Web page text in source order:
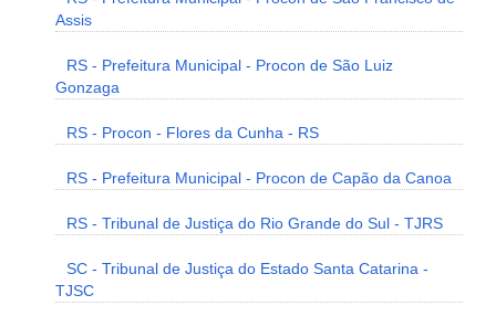
Assis
RS - Prefeitura Municipal - Procon de São Luiz
Gonzaga
RS - Procon - Flores da Cunha - RS
RS - Prefeitura Municipal - Procon de Capão da Canoa
RS - Tribunal de Justiça do Rio Grande do Sul - TJRS
SC - Tribunal de Justiça do Estado Santa Catarina -
TJSC